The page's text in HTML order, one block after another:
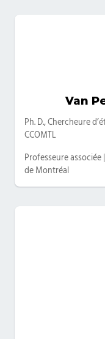
Van
Catégories
Ph. D., Chercheure
CCOMTL
Professeure
de Montréal